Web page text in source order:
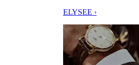
ELYSEE ›